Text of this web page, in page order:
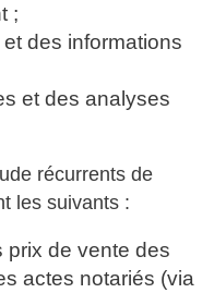
;
des informations
et des analyses
récurrents de
les suivants :
prix de vente des
actes notariés (via